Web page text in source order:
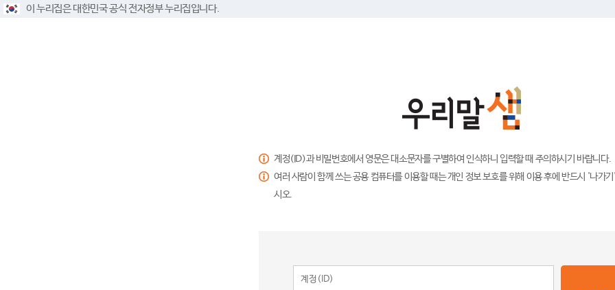
이 누리집은 대한민국 공식 전자정부 누리집입니다.
계정(ID)과 비밀번호에서 영문은 대소문자를 구별하여 인식하니 입력할 때 주의하시기 바랍니다.
여러 사람이 함께 쓰는 공용 컴퓨터를 이용할 때는 개인 정보 보호를 위해 이용 후에 반드시 '나가
시오.